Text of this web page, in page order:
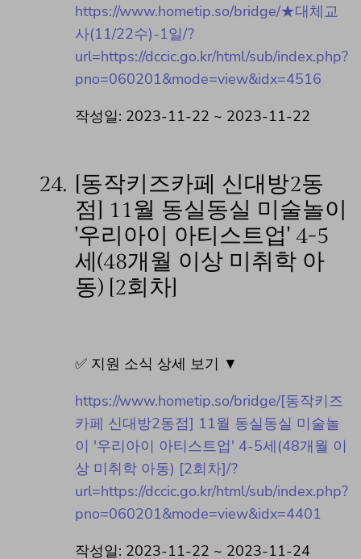
https://www.hometip.so/bridge/★대체교
사(11/22수)-1일/?
url=https://dccic.go.kr/html/sub/index.php?
pno=060201&mode=view&idx=4516
작성일: 2023-11-22 ~ 2023-11-22
24.
[동작키즈카페 신대방2동
점] 11월 동실동실 미술놀이
'우리아이 아티스트업' 4-5
세(48개월 이상 미취학 아
동) [2회차]
✅ 지원 소식 상세 보기 ▼
https://www.hometip.so/bridge/[동작키즈
카페 신대방2동점] 11월 동실동실 미술놀
이 '우리아이 아티스트업' 4-5세(48개월 이
상 미취학 아동) [2회차]/?
url=https://dccic.go.kr/html/sub/index.php?
pno=060201&mode=view&idx=4401
작성일: 2023-11-22 ~ 2023-11-24